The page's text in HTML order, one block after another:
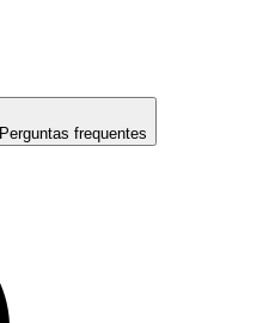
Perguntas frequentes